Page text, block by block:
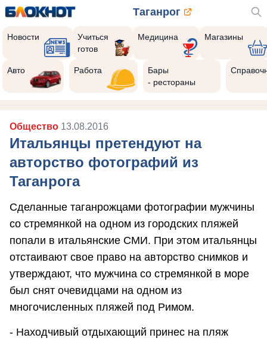
Таганрог
Новости
Учиться
готов
Медицина Магазины
Авто Работа
Бары
- рестораны
Общество 13.08.2016
Итальянцы претендуют на
авторство фотографий из
Таганрога
Сделанные таганрожцами фотографии мужчины
со стремянкой на одном из городских пляжей
попали в итальянские СМИ. При этом итальянцы
отстаивают свое право на авторство снимков и
утверждают, что мужчина со стремянкой в море
был снят очевидцами на одном из
многочисленных пляжей под Римом.
- Находчивый отдыхающий принес на пляж